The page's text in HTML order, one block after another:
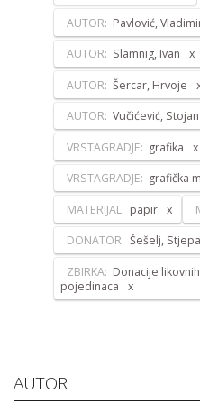
AUTOR: Pavlović,
AUTOR: Slamnig, Ivan
AUTOR: Šercar, Hrvoje
AUTOR: Vučićević, Stojan
VRSTAGRADJE: grafika
VRSTAGRADJE: grafička
MATERIJAL: papir
DONATOR: Šešelj,
ZBIRKA: Donacije
pojedinaca
AUTOR